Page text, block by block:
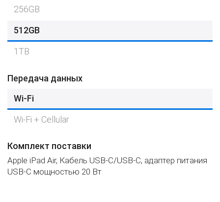
256GB
512GB
1TB
Передача данных
Wi-Fi
Wi-Fi + Cellular
Комплект поставки
Apple iPad Air, Кабель USB‑C/USB‑C, адаптер питания
USB‑C мощностью 20 Вт